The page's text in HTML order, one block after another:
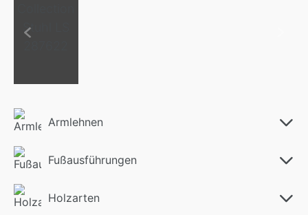
Armlehnen
Fußausführungen
Holzarten